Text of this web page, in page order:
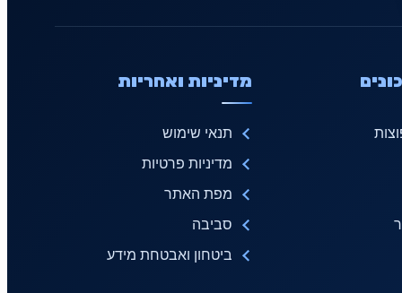
מדיניות ואחריות
תנאי שימוש
מדיניות פרטיות
מפת האתר
סביבה
ביטחון ואבטחת מידע